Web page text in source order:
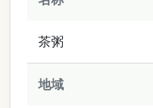
茶粥
地域